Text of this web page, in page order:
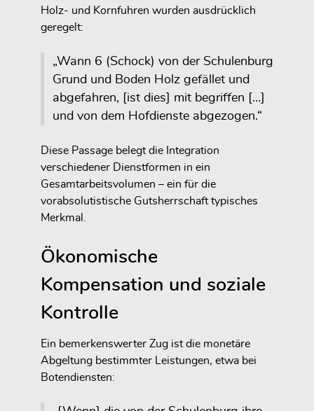
Holz- und Kornfuhren wurden ausdrücklich
geregelt:
„Wann 6 (Schock) von der Schulenburg
Grund und Boden Holz gefället und
abgefahren, [ist dies] mit begriffen […]
und von dem Hofdienste abgezogen.“
Diese Passage belegt die Integration
verschiedener Dienstformen in ein
Gesamtarbeitsvolumen – ein für die
vorabsolutistische Gutsherrschaft typisches
Merkmal.
Ökonomische
Kompensation und soziale
Kontrolle
Ein bemerkenswerter Zug ist die monetäre
Abgeltung bestimmter Leistungen, etwa bei
Botendiensten: